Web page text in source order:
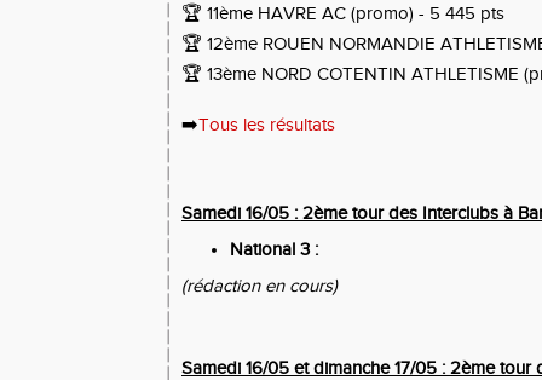
🏆 11ème HAVRE AC (promo) - 5 445 pts
🏆 12ème ROUEN NORMANDIE
🏆 13ème NORD COTENTIN ATHLETISME
➡️Tous les résultats
Samedi 16/05 : 2ème tour des Interclubs à
National 3 :
(rédaction en cours)
Samedi 16/05 et dimanche 17/05 : 2ème tour